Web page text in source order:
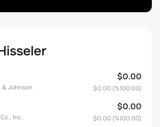
& Johnson
$0.00
$0.00 (%100.00)
Inc.
$0.00
$0.00 (%100.00)